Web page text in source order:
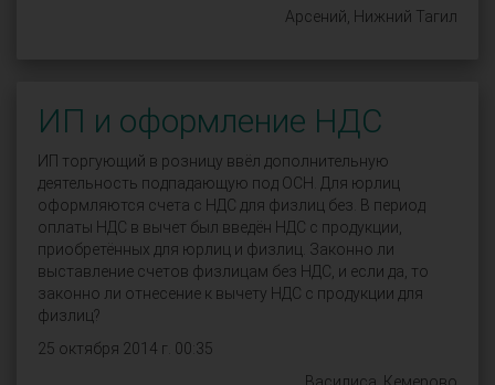
Арсений, Нижний Тагил
ИП и оформление НДС
ИП торгующий в розницу ввёл дополнительную
деятельность подпадающую под ОСН. Для юрлиц
оформляются счета с НДС для физлиц без. В период
оплаты НДС в вычет был введён НДС с продукции,
приобретённых для юрлиц и физлиц. Законно ли
выставление счетов физлицам без НДС, и если да, то
законно ли отнесение к вычету НДС с продукции для
физлиц?
25 октября 2014 г. 00:35